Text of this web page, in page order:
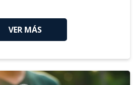
VER MÁS